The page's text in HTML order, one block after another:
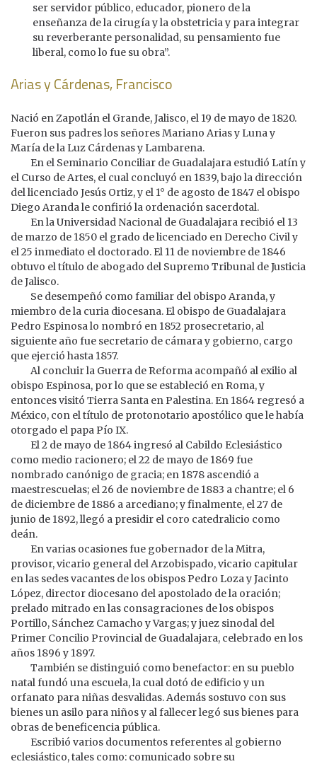
ser servidor público, educador, pionero de la
enseñanza de la cirugía y la obstetricia y para integrar
su reverberante personalidad, su pensamiento fue
liberal, como lo fue su obra”.
Arias y Cárdenas, Francisco
Nació en Zapotlán el Grande, Jalisco, el 19 de mayo de 1820.
Fueron sus padres los señores Mariano Arias y Luna y
María de la Luz Cárdenas y Lambarena.
En el Seminario Conciliar de Guadalajara estudió Latín y
el Curso de Artes, el cual concluyó en 1839, bajo la dirección
del licenciado Jesús Ortiz, y el 1° de agosto de 1847 el obispo
Diego Aranda le confirió la ordenación sacerdotal.
En la Universidad Nacional de Guadalajara recibió el 13
de marzo de 1850 el grado de licenciado en Derecho Civil y
el 25 inmediato el doctorado. El 11 de noviembre de 1846
obtuvo el título de abogado del Supremo Tribunal de Justicia
de Jalisco.
Se desempeñó como familiar del obispo Aranda, y
miembro de la curia diocesana. El obispo de Guadalajara
Pedro Espinosa lo nombró en 1852 prosecretario, al
siguiente año fue secretario de cámara y gobierno, cargo
que ejerció hasta 1857.
Al concluir la Guerra de Reforma acompañó al exilio al
obispo Espinosa, por lo que se estableció en Roma, y
entonces visitó Tierra Santa en Palestina. En 1864 regresó a
México, con el título de protonotario apostólico que le había
otorgado el papa Pío IX.
El 2 de mayo de 1864 ingresó al Cabildo Eclesiástico
como medio racionero; el 22 de mayo de 1869 fue
nombrado canónigo de gracia; en 1878 ascendió a
maestrescuelas; el 26 de noviembre de 1883 a chantre; el 6
de diciembre de 1886 a arcediano; y finalmente, el 27 de
junio de 1892, llegó a presidir el coro catedralicio como
deán.
En varias ocasiones fue gobernador de la Mitra,
provisor, vicario general del Arzobispado, vicario capitular
en las sedes vacantes de los obispos Pedro Loza y Jacinto
López, director diocesano del apostolado de la oración;
prelado mitrado en las consagraciones de los obispos
Portillo, Sánchez Camacho y Vargas; y juez sinodal del
Primer Concilio Provincial de Guadalajara, celebrado en los
años 1896 y 1897.
También se distinguió como benefactor: en su pueblo
natal fundó una escuela, la cual dotó de edificio y un
orfanato para niñas desvalidas. Además sostuvo con sus
bienes un asilo para niños y al fallecer legó sus bienes para
obras de beneficencia pública.
Escribió varios documentos referentes al gobierno
eclesiástico, tales como: comunicado sobre su